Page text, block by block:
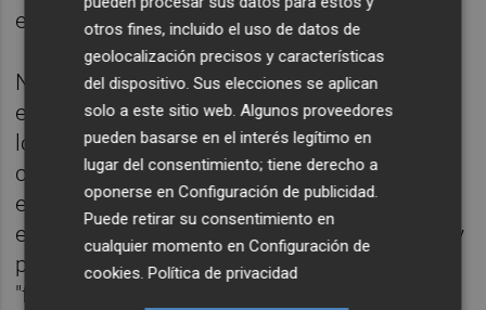
en la mencionada reserva.
No queda claro de qué manera se financiará
el fondo, aunque los líderes del G20 instan a
los grandes organismos internacionales
como el FMI a "apoyar la transición
energética y sostenible de los mercados
emergentes y las economías en desarrollo" y
poner en marcha planes para movilizar
"financiación privada" en línea con la agenda
otros fines, incluido el uso de datos de
geolocalización precisos y características
del dispositivo. Sus elecciones se aplican
solo a este sitio web. Algunos proveedores
pueden basarse en el interés legítimo en
lugar del consentimiento; tiene derecho a
oponerse enConfiguración de publicidad
Puede retirar su consentimiento en
cualquier momento enConfiguración de
cookies .Política de privacidad